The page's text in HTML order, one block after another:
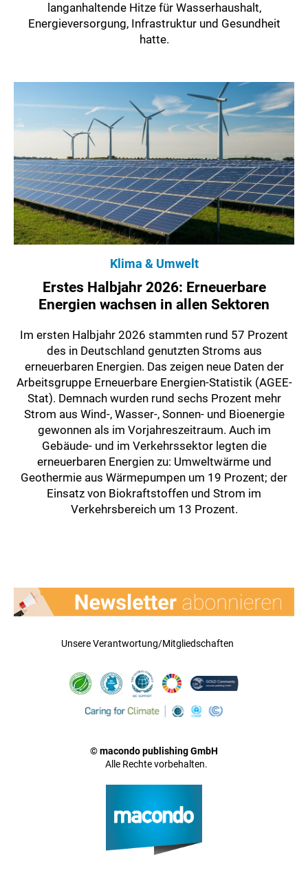
langanhaltende Hitze für Wasserhaushalt,
Energieversorgung, Infrastruktur und Gesundheit
hatte.
Klima & Umwelt
Erstes Halbjahr 2026: Erneuerbare
Energien wachsen in allen Sektoren
Im ersten Halbjahr 2026 stammten rund 57 Prozent
des in Deutschland genutzten Stroms aus
erneuerbaren Energien. Das zeigen neue Daten der
Arbeitsgruppe Erneuerbare Energien-Statistik (AGEE-
Stat). Demnach wurden rund sechs Prozent mehr
Strom aus Wind-, Wasser-, Sonnen- und Bioenergie
gewonnen als im Vorjahreszeitraum. Auch im
Gebäude- und im Verkehrssektor legten die
erneuerbaren Energien zu: Umweltwärme und
Geothermie aus Wärmepumpen um 19 Prozent; der
Einsatz von Biokraftstoffen und Strom im
Verkehrsbereich um 13 Prozent.
Unsere Verantwortung/Mitgliedschaften
© macondo publishing GmbH
Alle Rechte vorbehalten.